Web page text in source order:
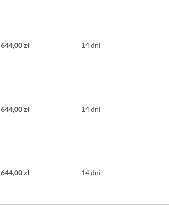
Wydłużony czas oczekiwania na realizację
Materiał: włókno drzewne (MDF),
Zasilanie: bateria AA (w zestawie)
644,00 zł 14 dni
644,00 zł 14 dni
644,00 zł 14 dni